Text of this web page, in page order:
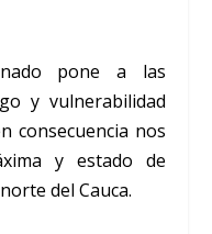
pone a las
y vulnerabilidad
consecuencia nos
y estado de
del Cauca.